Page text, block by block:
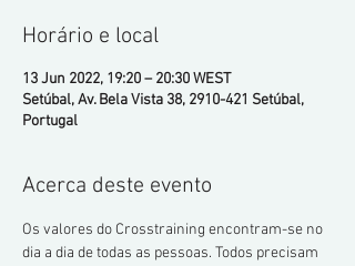
Horário e local
13 Jun 2022, 19:20 – 20:30 WEST
Setúbal, Av. Bela Vista 38, 2910-421 Setúbal,
Portugal
Acerca deste evento
Os valores do Crosstraining encontram-se no
dia a dia de todas as pessoas. Todos precisam